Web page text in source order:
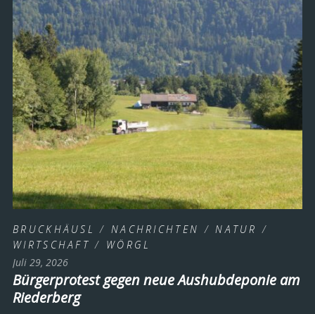
BRUCKHÄUSL / NACHRICHTEN /NATUR /
WIRTSCHAFT / WÖRGL
Juli 29, 2026
Bürgerprotest gegen neue Aushubdeponie am
Riederberg